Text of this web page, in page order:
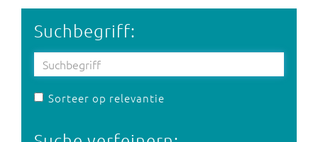
Suchbegriff:
Sorteer op relevantie